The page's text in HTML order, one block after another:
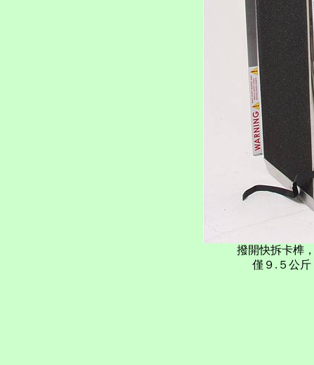
撥開快拆卡榫
僅９.５公